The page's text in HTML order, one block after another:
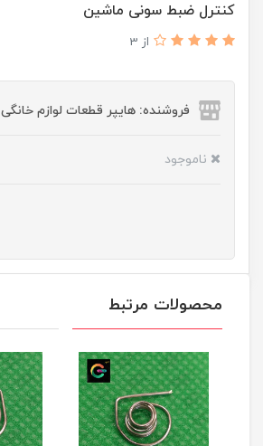
کنترل ضبط سونی ماشین
از 3
فروشنده: هایپر قطعات لوازم خانگی
ناموجود
محصولات مرتبط